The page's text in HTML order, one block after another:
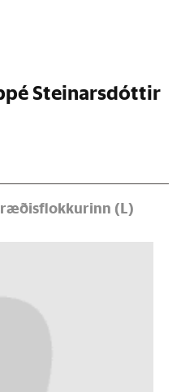
Steinarsdóttir
(L)